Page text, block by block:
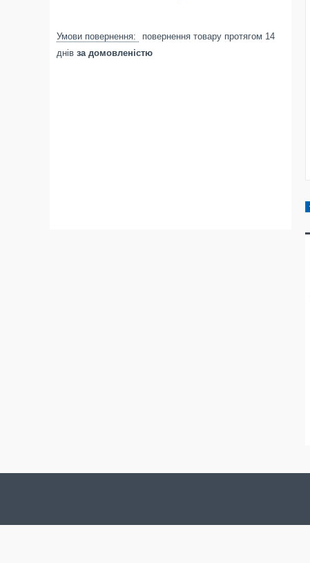
повернення товару протягом 14
днів за домовленістю